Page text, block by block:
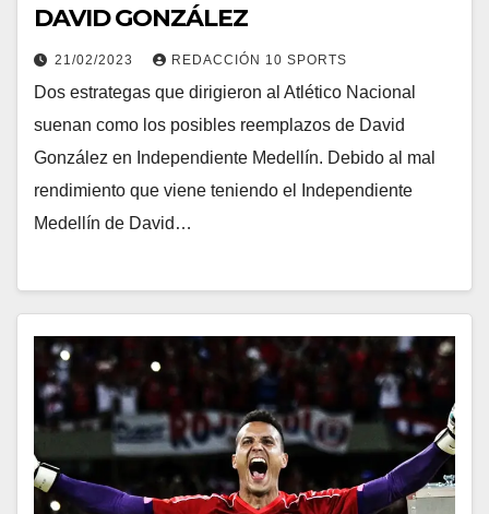
DAVID GONZÁLEZ
21/02/2023 REDACCIÓN 10 SPORTS
Dos estrategas que dirigieron al Atlético Nacional
suenan como los posibles reemplazos de David
González en Independiente Medellín. Debido al mal
rendimiento que viene teniendo el Independiente
Medellín de David…